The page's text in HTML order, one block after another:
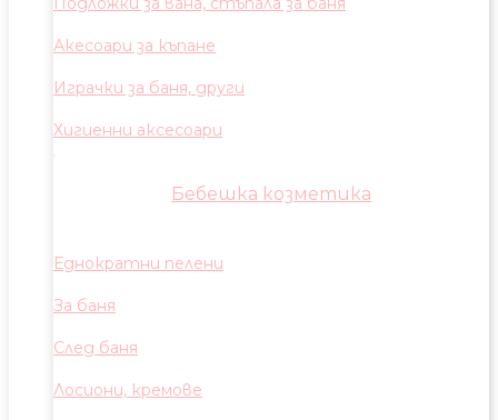
Акесоари за къпане
Играчки за баня, други
Хигиенни аксесоари
Бебешка козметика
Еднократни пелени
За баня
След баня
Лосиони, кремове